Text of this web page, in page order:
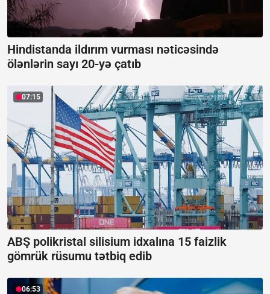
Hindistanda ildırım vurması nəticəsində
ölənlərin sayı 20-yə çatıb
07:15
ABŞ polikristal silisium idxalına 15 faizlik
gömrük rüsumu tətbiq edib
06:53